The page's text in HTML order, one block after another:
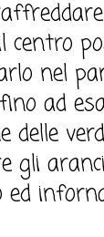
centro
nel
ad
delle
gli
ed